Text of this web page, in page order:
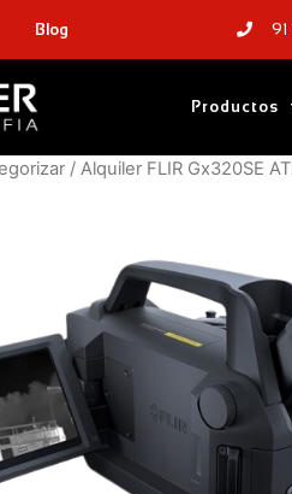
Blog
Productos
/ Alquiler FLIR Gx320SE